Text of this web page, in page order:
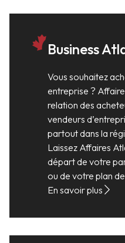
Business
Vous souhaitez
entreprise ?
relation des
vendeurs
partout dans la
Laissez Affaires
départ de votre
ou de votre plan
En savoir plus